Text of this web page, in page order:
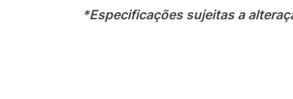
*Especificações sujeitas a